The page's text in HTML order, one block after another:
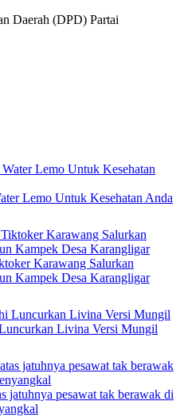
Daerah (DPD) Partai
Lemo Untuk Kesehatan Anda
Karawang Salurkan
Kampek Desa Karangligar
Livina Versi Mungil
jatuhnya pesawat tak berawak di